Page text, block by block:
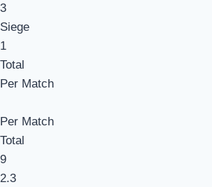
3
Siege
1
Total
Per Match
Per Match
Total
9
2.3